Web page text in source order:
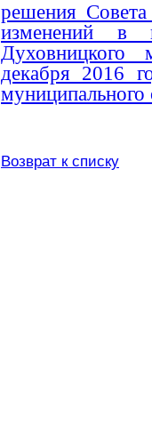
решения
изменений в
Духовницкого
декабря 2016
муниципального
Возврат к списку